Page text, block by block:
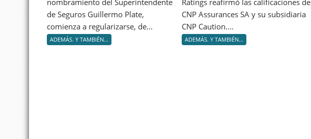
respecto
nombramiento del Superintendente
de Seguros Guillermo Plate,
comienza a regularizarse, de...
ADEMÁS. Y TAMBIÉN...
de
Ratings reafirmó las calificaciones de
CNP Assurances SA y su subsidiaria
CNP Caution....
ADEMÁS. Y TAMBIÉN...